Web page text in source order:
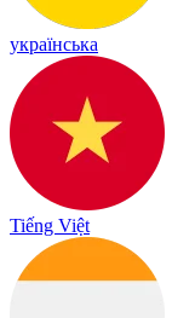
українська
Tiếng Việt